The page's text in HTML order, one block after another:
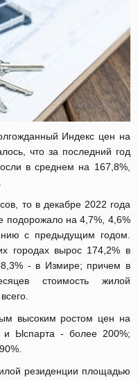
Индекс цен на
что за последний год
в среднем на 167,8%,
то в декабре 2022 года
подорожало на 4,7%, 4,6%
с предыдущим годом.
городах вырос 174,2% в
- в Измире; причем в
стоимость жилой
высоким ростом цен на
и Ыспарта - более 200%;
резиденции площадью